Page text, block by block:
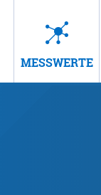
MESSWERTE